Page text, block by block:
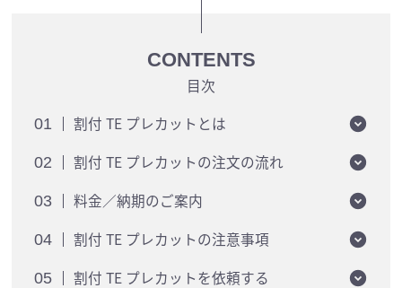
CONTENTS
目次
01 割付 TE プレカットとは
02 割付 TE プレカットの注文の流れ
03 料金／納期のご案内
04 割付 TE プレカットの注意事項
05 割付 TE プレカットを依頼する